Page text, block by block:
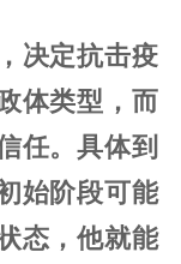
决定抗击疫
体类型，而
任。具体到
始阶段可能
态，他就能